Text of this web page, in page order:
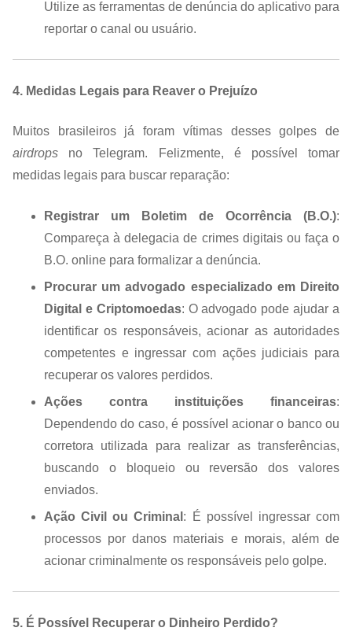
Utilize as ferramentas de denúncia do aplicativo para
reportar o canal ou usuário.
4. Medidas Legais para Reaver o Prejuízo
Muitos brasileiros já foram vítimas desses golpes de
airdrops no Telegram. Felizmente, é possível tomar
medidas legais para buscar reparação:
Registrar um Boletim de Ocorrência (B.O.):
Compareça à delegacia de crimes digitais ou faça o
B.O. online para formalizar a denúncia.
Procurar um advogado especializado em Direito
Digital e Criptomoedas: O advogado pode ajudar a
identificar os responsáveis, acionar as autoridades
competentes e ingressar com ações judiciais para
recuperar os valores perdidos.
Ações contra instituições financeiras:
Dependendo do caso, é possível acionar o banco ou
corretora utilizada para realizar as transferências,
buscando o bloqueio ou reversão dos valores
enviados.
Ação Civil ou Criminal : É possível ingressar com
processos por danos materiais e morais, além de
acionar criminalmente os responsáveis pelo golpe.
5. É Possível Recuperar o Dinheiro Perdido?